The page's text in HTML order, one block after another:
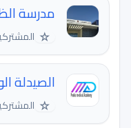
مدرسة
☆ المشتركين:
الصيدلة
☆ المشتركين: